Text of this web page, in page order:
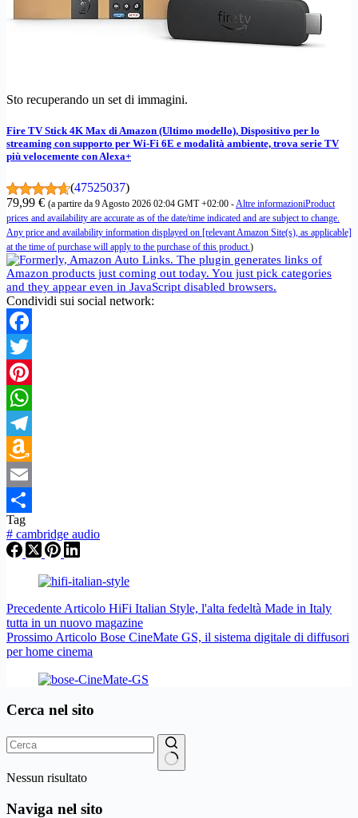
Sto recuperando un set di immagini.
Fire TV Stick 4K Max di Amazon (Ultimo modello), Dispositivo per lo
streaming con supporto per Wi-Fi 6E e modalità ambiente, trova serie TV
più velocemente con Alexa+
(47525037)
79,99 € (a partire da 9 Agosto 2026 02:04 GMT +02:00 - Altre informazioniProduct
prices and availability are accurate as of the date/time indicated and are subject to change.
Any price and availability information displayed on [relevant Amazon Site(s), as applicable]
at the time of purchase will apply to the purchase of this product. )
Condividi sui social network:
Facebook
Twitter
Pinterest
WhatsApp
Telegram
Amazon
Wish
List
Email
Condividi
Tag
# cambridge audio
Precedente Articolo HiFi Italian Style, l'alta fedeltà Made in Italy
tutta in un nuovo magazine
Prossimo Articolo Bose CineMate GS, il sistema digitale di diffusori
per home cinema
Cerca nel sito
Nessun risultato
Naviga nel sito